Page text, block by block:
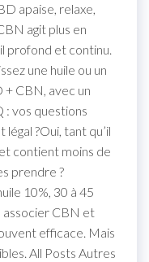
apaise, relaxe,
agit plus en
profond et continu.
une huile ou un
CBN, avec un
: vos questions
?Oui, tant qu’il
contient moins de
prendre ?
10%, 30 à 45
associer CBN et
efficace. Mais
All Posts Autres